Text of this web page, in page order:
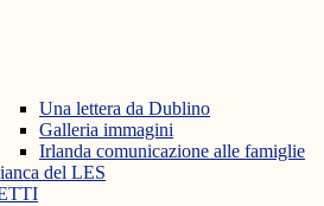
Una lettera da Dublino
Galleria immagini
Irlanda comunicazione alle famiglie
del LES